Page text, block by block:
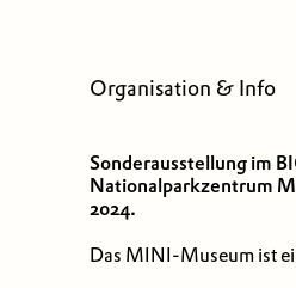
Organisation & Info
Sonderausstellung im
Nationalparkzentrum
2024.
Das MINI-Museum ist